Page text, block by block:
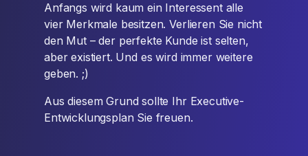
Anfangs wird kaum ein Interessent alle
vier Merkmale besitzen. Verlieren Sie nicht
den Mut – der perfekte Kunde ist selten,
aber existiert. Und es wird immer weitere
geben. ;)
Aus diesem Grund sollte Ihr Executive-
Entwicklungsplan Sie freuen.